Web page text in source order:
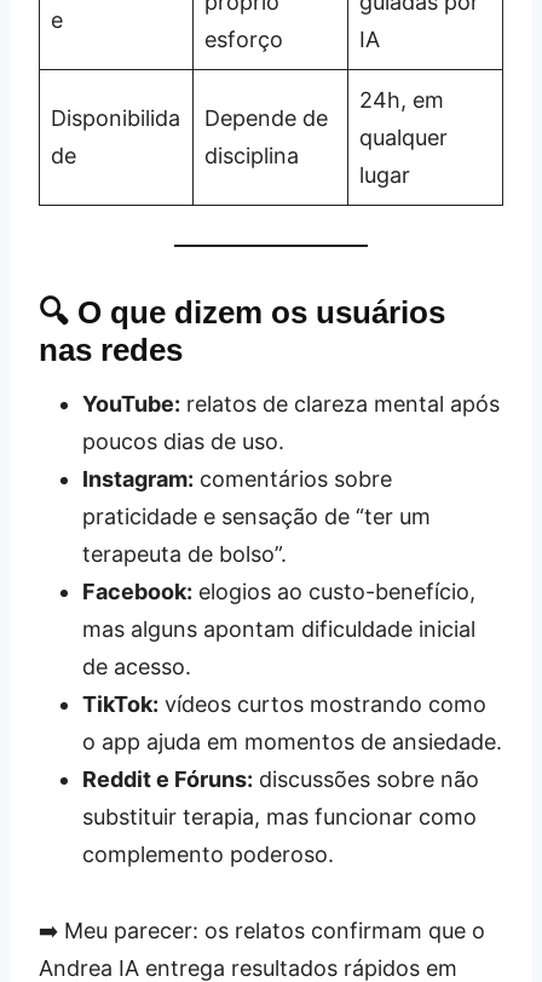
e
esforço
IA
Disponibilida
de
Depende de
disciplina
24h, em
qualquer
lugar
🔍 O que dizem os usuários
nas redes
YouTube: relatos de clareza mental após
poucos dias de uso.
Instagram: comentários sobre
praticidade e sensação de “ter um
terapeuta de bolso”.
Facebook: elogios ao custo-benefício,
mas alguns apontam dificuldade inicial
de acesso.
TikTok: vídeos curtos mostrando como
o app ajuda em momentos de ansiedade.
Reddit e Fóruns: discussões sobre não
substituir terapia, mas funcionar como
complemento poderoso.
➡️ Meu parecer: os relatos confirmam que o
Andrea IA entrega resultados rápidos em